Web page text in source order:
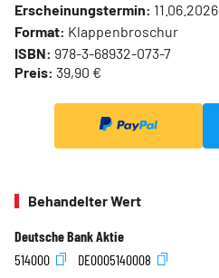
Erscheinungstermin: 11.06.2026
Format: Klappenbroschur
ISBN: 978-3-68932-073-7
Preis: 39,90 €
Behandelter Wert
Deutsche Bank Aktie
514000
DE0005140008